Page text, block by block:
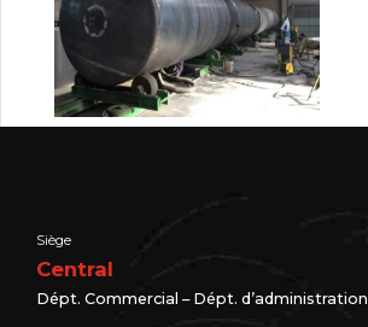
Siège
Central
Dépt. Commercial – Dépt. d’administration